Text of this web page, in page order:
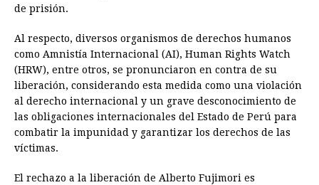
de prisión.
Al respecto, diversos organismos de derechos humanos
como Amnistía Internacional (AI), Human Rights Watch
(HRW), entre otros, se pronunciaron en contra de su
liberación, considerando esta medida como una violación
al derecho internacional y un grave desconocimiento de
las obligaciones internacionales del Estado de Perú para
combatir la impunidad y garantizar los derechos de las
víctimas.
El rechazo a la liberación de Alberto Fujimori es